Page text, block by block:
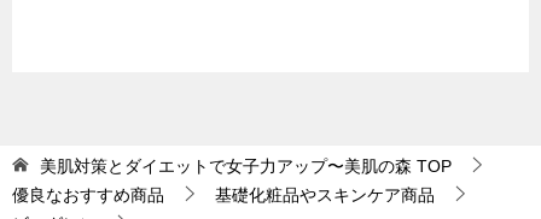
美肌対策とダイエットで女子力アップ〜美肌の森 TOP
優良なおすすめ商品
基礎化粧品やスキンケア商品